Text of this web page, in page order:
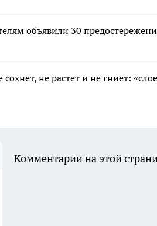
объявили 30
не растет и не гниет:
Комментарии на этой